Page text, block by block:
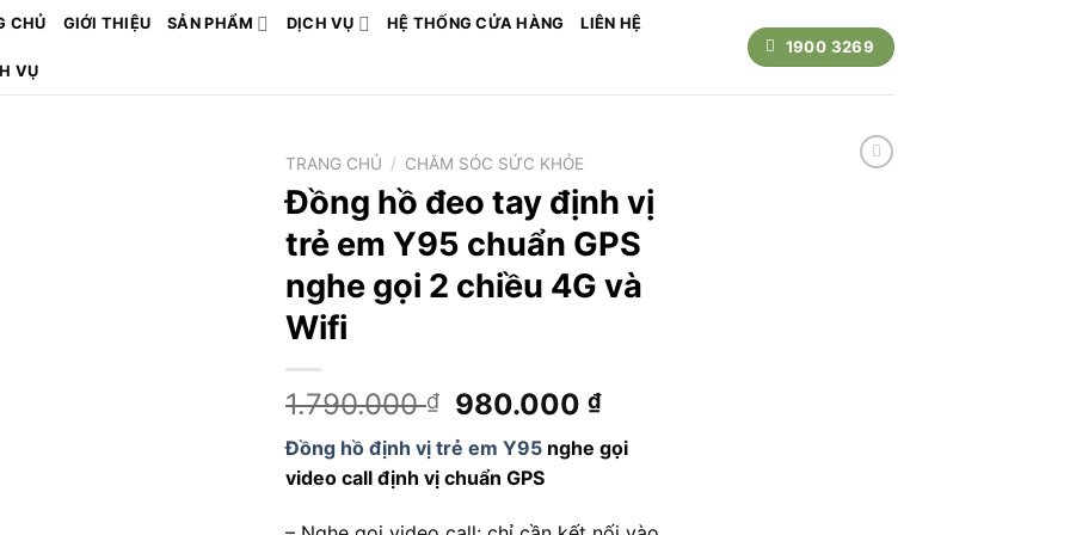
CHỦ GIỚI THIỆU SẢN PHẨM DỊCH VỤ HỆ THỐNG CỬA HÀNG LIÊN HỆ
VỤ
1900 3269
TRANG CHỦ / CHĂM SÓC SỨC KHỎE
Đồng hồ đeo tay định vị
trẻ em Y95 chuẩn GPS
nghe gọi 2 chiều 4G và
Wifi
1.790.000₫
Giá
gốc
là:
1.790.000 ₫.
980.000₫Giá
hiện
tại
980.000 ₫.
Đồng hồ định vị trẻ em Y95 nghe gọi
video call định vị chuẩn GPS